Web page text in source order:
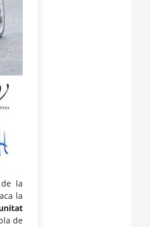
la
la
de